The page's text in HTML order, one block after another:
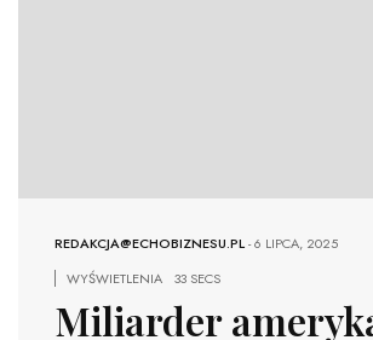
REDAKCJA@ECHOBIZNESU.PL-6 LIPCA, 2025
WYŚWIETLENIA
33 SECS
Miliarder